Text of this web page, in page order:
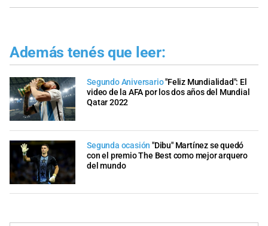
Además tenés que leer:
Segundo Aniversario"Feliz Mundialidad": El
video de la AFA por los dos años del Mundial
Qatar 2022
Segunda ocasión "Dibu" Martínez se quedó
con el premio The Best como mejor arquero
del mundo